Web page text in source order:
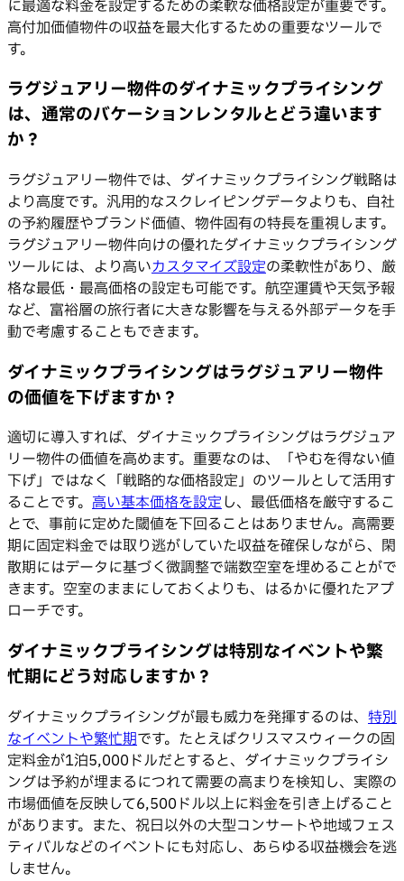
に最適な料金を設定するための柔軟な価格設定が重要です。
高付加価値物件の収益を最大化するための重要なツールで
す。
ラグジュアリー物件のダイナミックプライシング
は、通常のバケーションレンタルとどう違います
か？
ラグジュアリー物件では、ダイナミックプライシング戦略は
より高度です。汎用的なスクレイピングデータよりも、自社
の予約履歴やブランド価値、物件固有の特長を重視します。
ラグジュアリー物件向けの優れたダイナミックプライシング
ツールには、より高いカスタマイズ設定の柔軟性があり、厳
格な最低・最高価格の設定も可能です。航空運賃や天気予報
など、富裕層の旅行者に大きな影響を与える外部データを手
動で考慮することもできます。
ダイナミックプライシングはラグジュアリー物件
の価値を下げますか？
適切に導入すれば、ダイナミックプライシングはラグジュア
リー物件の価値を高めます。重要なのは、「やむを得ない値
下げ」ではなく「戦略的な価格設定」のツールとして活用す
ることです。 高い基本価格を設定し、最低価格を厳守するこ
とで、事前に定めた閾値を下回ることはありません。高需要
期に固定料金では取り逃がしていた収益を確保しながら、閑
散期にはデータに基づく微調整で端数空室を埋めることがで
きます。空室のままにしておくよりも、はるかに優れたアプ
ローチです。
ダイナミックプライシングは特別なイベントや繁
忙期にどう対応しますか？
ダイナミックプライシングが最も威力を発揮するのは、 特別
なイベントや繁忙期です。たとえばクリスマスウィークの固
定料金が1泊5,000ドルだとすると、ダイナミックプライシ
ングは予約が埋まるにつれて需要の高まりを検知し、実際の
市場価値を反映して6,500ドル以上に料金を引き上げること
があります。また、祝日以外の大型コンサートや地域フェス
ティバルなどのイベントにも対応し、あらゆる収益機会を逃
しません。